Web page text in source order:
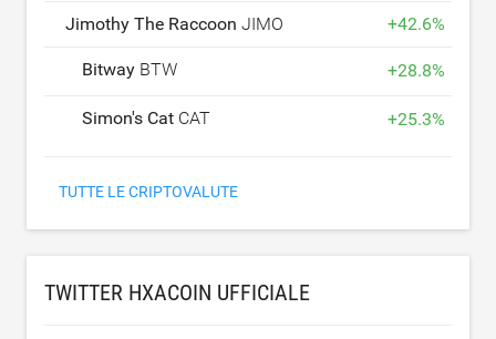
Jimothy The Raccoon JIMOTHY +42.6%
Bitway BTW +28.8%
Simon's Cat CAT +25.3%
TUTTE LE CRIPTOVALUTE
TWITTER HXACOIN UFFICIALE